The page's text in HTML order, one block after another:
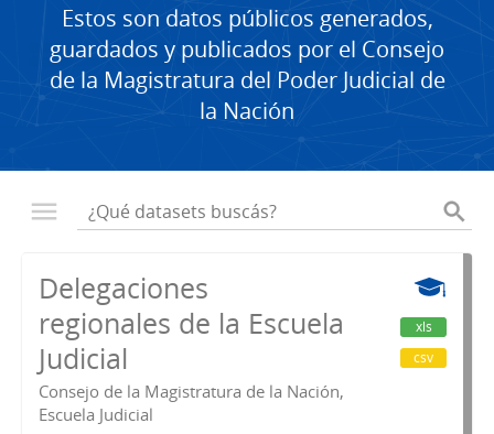
Estos son datos públicos generados,
guardados y publicados por el Consejo
de la Magistratura del Poder Judicial de
la Nación
Delegaciones
regionales de la Escuela
Judicial
Consejo de la Magistratura de la Nación,
Escuela Judicial
xls
csv